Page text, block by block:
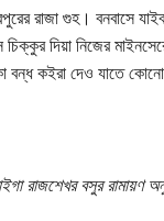
রাজা গুহ। বনবাসে
চিক্কুর দিয়া নিজের
কইরা দেও যাতে
রাজশেখর বসুর রামায়ণ